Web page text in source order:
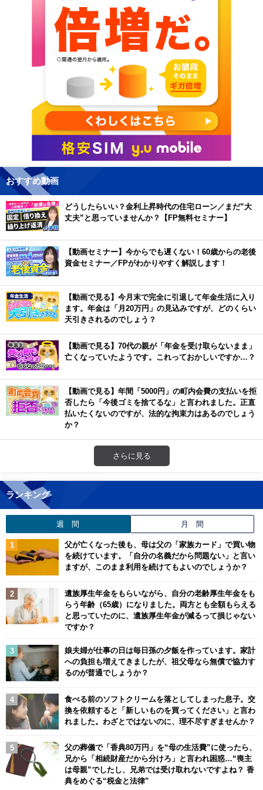
おすすめ動画
どうしたらいい？金利上昇時代の住宅ローン／まだ”大
丈夫”と思っていませんか？【FP無料セミナー】
【動画セミナー】今からでも遅くない！60歳からの老後
資金セミナー／FPがわかりやすく解説します！
【動画で見る】今月末で完全に引退して年金生活に入り
ます。年金は「月20万円」の見込みですが、どのくらい
天引きされるのでしょう？
【動画で見る】70代の親が「年金を受け取らないまま」
亡くなっていたようです。これっておかしいですか…？
【動画で見る】年間「5000円」の町内会費の支払いを拒
否したら「今後ゴミを捨てるな」と言われました。正直
払いたくないのですが、法的な拘束力はあるのでしょう
か？
さらに見る
ランキング
週 間 月 間
父が亡くなった後も、母は父の「家族カード」で買い物
を続けています。「自分の名義だから問題ない」と言い
ますが、このまま利用を続けてもよいのでしょうか？
遺族厚生年金をもらいながら、自分の老齢厚生年金をも
らう年齢（65歳）になりました。両方とも全額もらえる
と思っていたのに、遺族厚生年金が減るって損じゃない
ですか？
娘夫婦が仕事の日は毎日孫の夕飯を作っています。家計
への負担も増えてきましたが、祖父母なら無償で協力す
るのが普通でしょうか？
食べる前のソフトクリームを落としてしまった息子。交
換を依頼すると「新しいものを買ってください」と言わ
れました。わざとではないのに、理不尽すぎませんか？
父の葬儀で「香典80万円」を“母の生活費”に使ったら、
兄から「相続財産だから分けろ」と言われ困惑…“喪主
は母親”でしたし、兄弟では受け取れないですよね？ 香
典をめぐる“税金と法律”